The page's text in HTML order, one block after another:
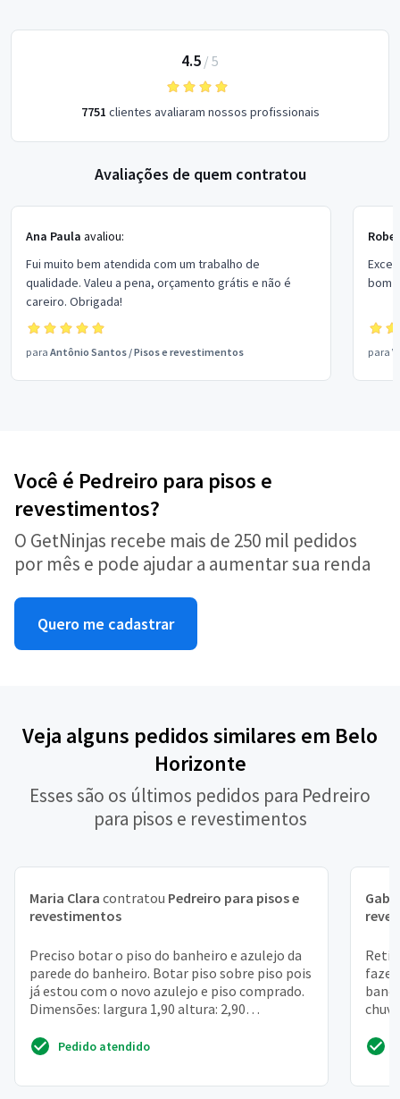
4.5 / 5
7751 clientes avaliaram nossos profissionais
Avaliações de quem contratou
Ana Paula avaliou:
Fui muito bem atendida com um trabalho de
qualidade. Valeu a pena, orçamento grátis e não é
careiro. Obrigada!
para Antônio Santos /Pisos e revestimentos
bom
para
Você é Pedreiro para pisos e
revestimentos?
O GetNinjas recebe mais de 250 mil pedidos
por mês e pode ajudar a aumentar sua renda
Quero me cadastrar
Veja alguns pedidos similares em Belo
Horizonte
Esses são os últimos pedidos para Pedreiro
para pisos e revestimentos
Maria Clara contratou Pedreiro para pisos e
revestimentos
Preciso botar o piso do banheiro e azulejo da
parede do banheiro. Botar piso sobre piso pois
já estou com o novo azulejo e piso comprado.
Dimensões: largura 1,90 altura: 2,90
Pedido atendido